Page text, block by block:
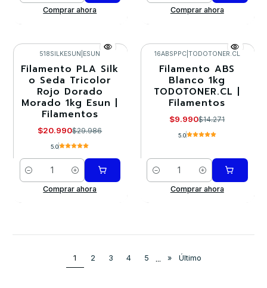
Comprar ahora
Comprar ahora
-30%
518SILKESUN ESUN
Filamento PLA Silk
o Seda Tricolor
Rojo Dorado
Morado 1kg Esun |
Filamentos
$20.990$29.986
5.0
Cantidad
Comprar ahora
-30%
16ABSPPC| TODOTONER.CL
Filamento ABS
Blanco 1kg
TODOTONER.CL |
Filamentos
$9.990$14.271
5.0
Cantidad
Comprar ahora
1 2 3 4 5 ... » Último